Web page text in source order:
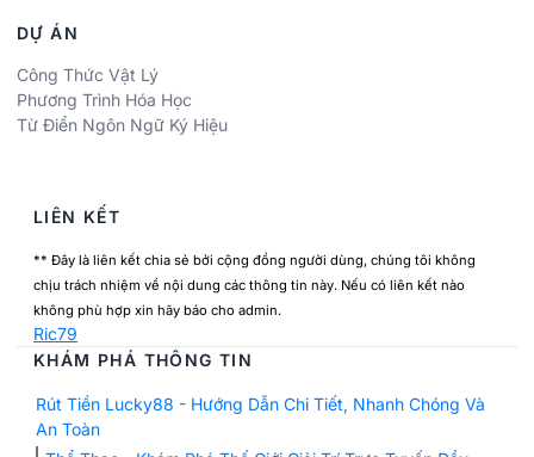
DỰ ÁN
Công Thức Vật Lý
Phương Trình Hóa Học
Từ Điển Ngôn Ngữ Ký Hiệu
LIÊN KẾT
** Đây là liên kết chia sẻ bởi cộng đồng người dùng, chúng tôi không
chịu trách nhiệm về nội dung các thông tin này. Nếu có liên kết nào
không phù hợp xin hãy báo cho admin.
Ric79
KHÁM PHÁ THÔNG TIN
Rút Tiền Lucky88 - Hướng Dẫn Chi Tiết, Nhanh Chóng Và
An Toàn